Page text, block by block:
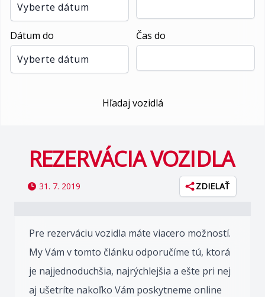
Vyberte dátum
Dátum do
Vyberte dátum
Čas do
Hľadaj vozidlá
REZERVÁCIA VOZIDLA
31. 7. 2019 ZDIELAŤ
Pre rezerváciu vozidla máte viacero možností.
My Vám v tomto článku odporučíme tú, ktorá
je najjednoduchšia, najrýchlejšia a ešte pri nej
aj ušetríte nakoľko Vám poskytneme online